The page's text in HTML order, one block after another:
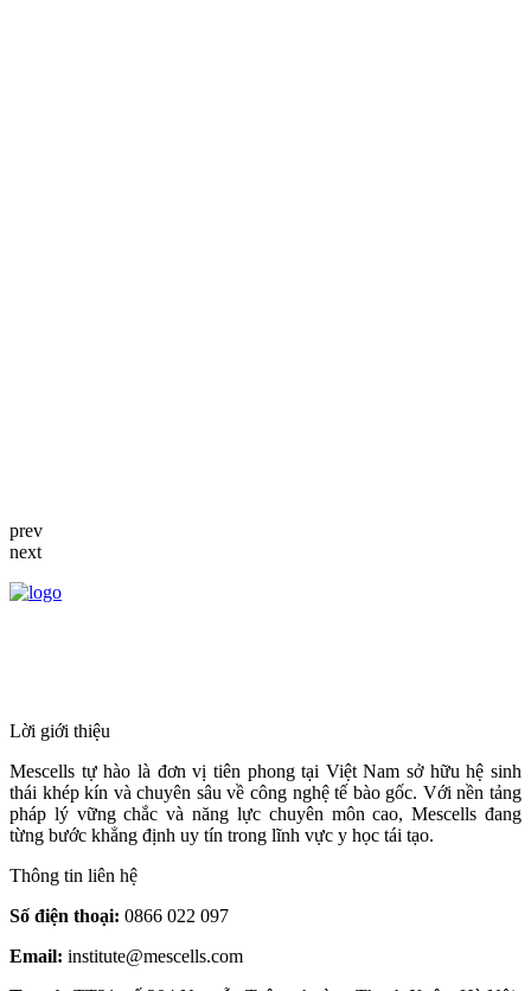
prev
next
Lời giới thiệu
Mescells tự hào là đơn vị tiên phong tại Việt Nam sở hữu hệ sinh
thái khép kín và chuyên sâu về công nghệ tế bào gốc. Với nền tảng
pháp lý vững chắc và năng lực chuyên môn cao, Mescells đang
từng bước khẳng định uy tín trong lĩnh vực y học tái tạo.
Thông tin liên hệ
Số điện thoại: 0866 022 097
Email: institute@mescells.com